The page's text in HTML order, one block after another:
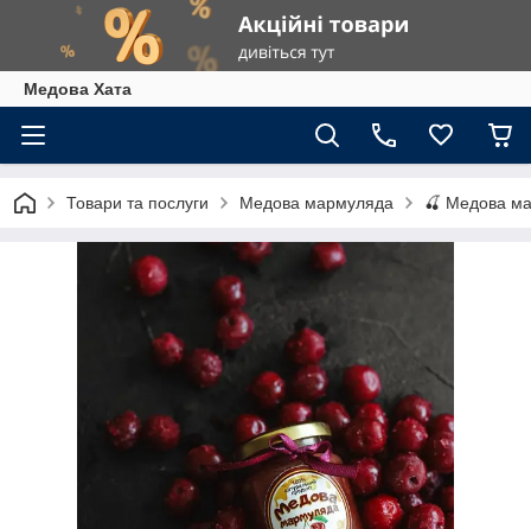
Медова Хата
Товари та послуги Медова мармуляда 🍒 Медова